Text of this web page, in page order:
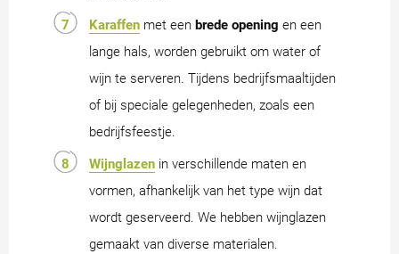
Karaffen met een brede opening en een
lange hals, worden gebruikt om water of
wijn te serveren. Tijdens bedrijfsmaaltijden
of bij speciale gelegenheden, zoals een
bedrijfsfeestje.
Wijnglazen in verschillende maten en
vormen, afhankelijk van het type wijn dat
wordt geserveerd. We hebben wijnglazen
gemaakt van diverse materialen.